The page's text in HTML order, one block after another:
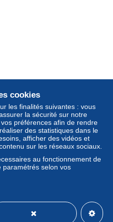
vendeur vous
méthode de
les achats :
pays.
5000gr
à 10000gr
cookies
les finalités suivantes : vous
la sécurité sur notre
préférences afin de rendre
des statistiques dans le
afficher des vidéos et
sur les réseaux sociaux.
au fonctionnement de
paramétrés selon vos